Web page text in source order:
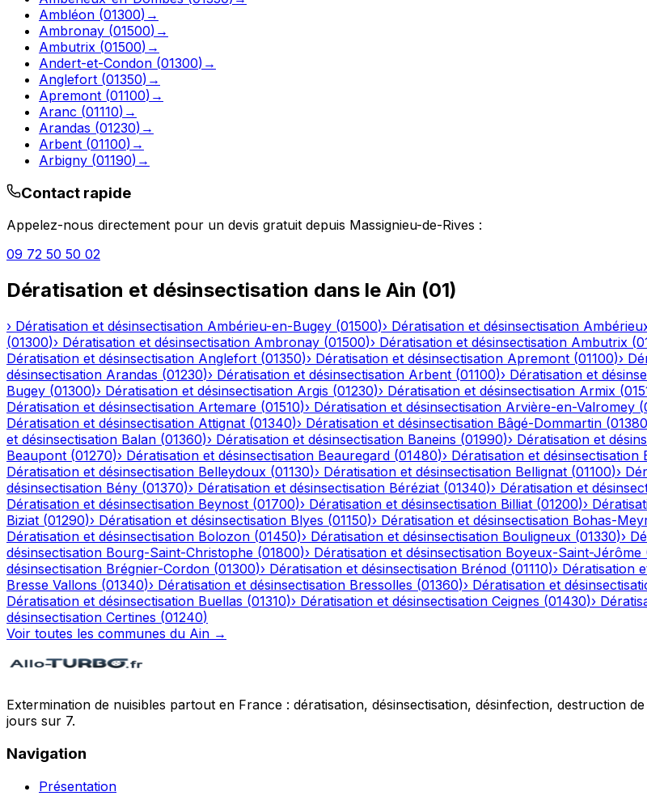
Ambléon (01300) →
Ambronay (01500) →
Ambutrix (01500) →
Andert-et-Condon (01300) →
Anglefort (01350) →
Apremont (01100) →
Aranc (01110) →
Arandas (01230) →
Arbent (01100) →
Arbigny (01190) →
Contact rapide
Appelez-nous directement pour un devis gratuit depuis Massignieu-de-Rives :
09 72 50 50 02
Dératisation et désinsectisation dans le Ain (01)
› Dératisation et désinsectisation Ambérieu-en-Bugey (01500)› Dératisation et désinsectisation
(01300)› Dératisation et désinsectisation Ambronay (01500)› Dératisation et désinsectisation Ambutrix (
Dératisation et désinsectisation Anglefort (01350)› Dératisation et désinsectisation Apremont (01100)›
désinsectisation Arandas (01230)› Dératisation et désinsectisation Arbent (01100)› Dératisation et
Bugey (01300)› Dératisation et désinsectisation Argis (01230)› Dératisation et désinsectisation Armix (
Dératisation et désinsectisation Artemare (01510)› Dératisation et désinsectisation Arvière-en-Valromey (
Dératisation et désinsectisation Attignat (01340)› Dératisation et désinsectisation Bâgé-Dommartin (01380
et désinsectisation Balan (01360)› Dératisation et désinsectisation Baneins (01990)› Dératisation et
Beaupont (01270)› Dératisation et désinsectisation Beauregard (01480)› Dératisation et désinsectisation
Dératisation et désinsectisation Belleydoux (01130)› Dératisation et désinsectisation Bellignat (01100)›
désinsectisation Bény (01370)› Dératisation et désinsectisation Béréziat (01340)› Dératisation et
Dératisation et désinsectisation Beynost (01700)› Dératisation et désinsectisation Billiat (01200)›
Biziat (01290)› Dératisation et désinsectisation Blyes (01150)› Dératisation et désinsectisation Bohas-
Dératisation et désinsectisation Bolozon (01450)› Dératisation et désinsectisation Bouligneux (01330)›
désinsectisation Bourg-Saint-Christophe (01800)› Dératisation et désinsectisation Boyeux-Saint-Jérôme
désinsectisation Brégnier-Cordon (01300)› Dératisation et désinsectisation Brénod (01110)› Dératisation
Bresse Vallons (01340)› Dératisation et désinsectisation Bressolles (01360)› Dératisation et
Dératisation et désinsectisation Buellas (01310)› Dératisation et désinsectisation Ceignes (01430)›
désinsectisation Certines (01240)
Voir toutes les communes du Ain →
Extermination de nuisibles partout en France : dératisation, désinsectisation, désinfection, destruction
jours sur 7.
Navigation
Présentation